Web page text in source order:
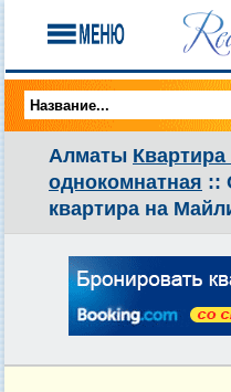
Алматы
однокомнатная ::
квартира на